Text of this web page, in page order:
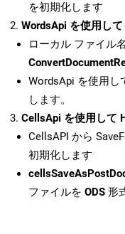
を初期化します
WordsApi を使用し
ローカル ファイル
WordsApi を使用し
します。
CellsApi を使用して
CellsAPI から
初期化します
ファイルを ODS 形